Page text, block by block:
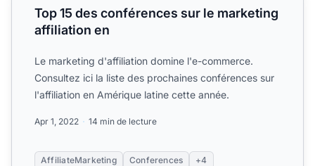
Top 15 des conférences sur le marketing
affiliation en
Le marketing d'affiliation domine l'e-commerce.
Consultez ici la liste des prochaines conférences sur
l'affiliation en Amérique latine cette année.
Apr 1, 2022 14 min de lecture
AffiliateMarketing Conferences +4